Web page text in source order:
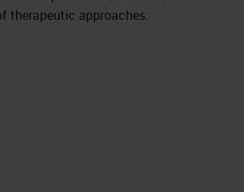
therapeutic approaches.